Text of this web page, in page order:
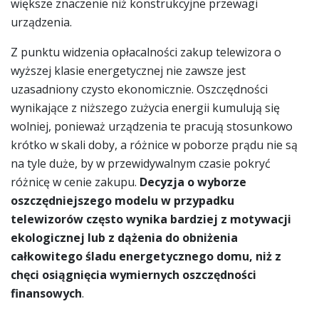
większe znaczenie niż konstrukcyjne przewagi
urządzenia.
Z punktu widzenia opłacalności zakup telewizora o
wyższej klasie energetycznej nie zawsze jest
uzasadniony czysto ekonomicznie. Oszczędności
wynikające z niższego zużycia energii kumulują się
wolniej, ponieważ urządzenia te pracują stosunkowo
krótko w skali doby, a różnice w poborze prądu nie są
na tyle duże, by w przewidywalnym czasie pokryć
różnicę w cenie zakupu. Decyzja o wyborze
oszczędniejszego modelu w przypadku
telewizorów często wynika bardziej z motywacji
ekologicznej lub z dążenia do obniżenia
całkowitego śladu energetycznego domu, niż z
chęci osiągnięcia wymiernych oszczędności
finansowych.